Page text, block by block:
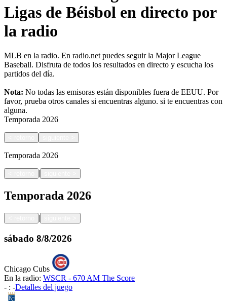
Ligas de Béisbol en directo por
la radio
MLB en la radio. En radio.net puedes seguir la Major League
Baseball. Disfruta de todos los resultados en directo y escucha los
partidos del día.
Nota: No todas las emisoras están disponibles fuera de EEUU. Por
favor, prueba otros canales si encuentras alguno. si te encuentras con
alguna.
Temporada 2026
Temporada 2026
|
Temporada 2026
|
sábado 8/8/2026
Chicago Cubs
En la radio: WSCR - 670 AM The Score
- : -Detalles del juego